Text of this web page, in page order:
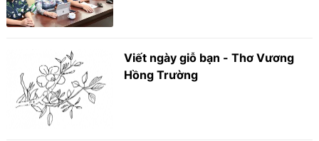
Viết ngày giỗ bạn - Thơ Vương
Hồng Trường